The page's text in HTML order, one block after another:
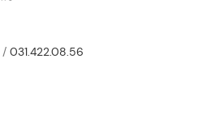
/ 031.422.08.56